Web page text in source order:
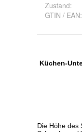
Zustand:
GTIN / EAN: